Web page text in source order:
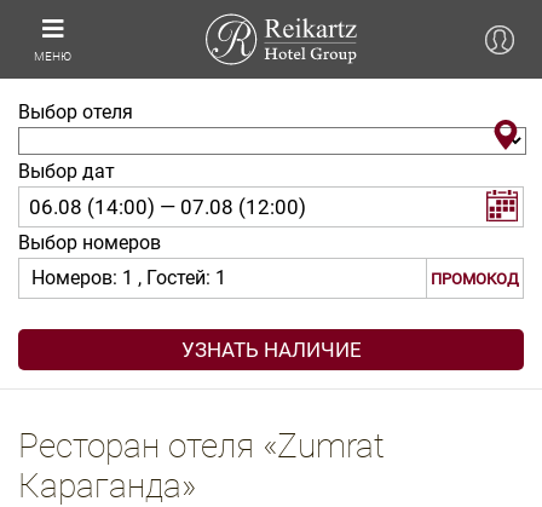
МЕНЮ
Выбор отеля
Выбор дат
Выбор номеров
Номеров: 1 , Гостей: 1 ПРОМОКОД
Ресторан отеля «Zumrat
Караганда»